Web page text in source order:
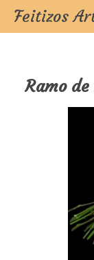
Feitizos
Ramo